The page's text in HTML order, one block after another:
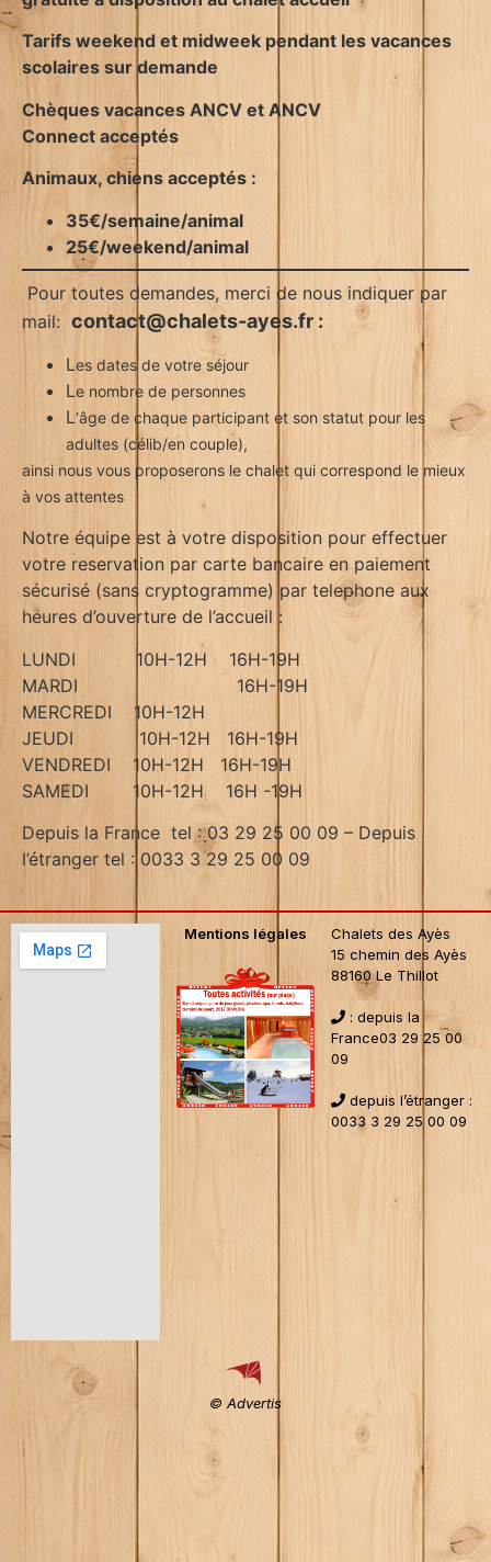
Tarifs weekend et midweek pendant les vacances
scolaires sur demande
Chèques vacances ANCV et ANCV
Connect acceptés
Animaux, chiens acceptés :
35€/semaine/animal
25€/weekend/animal
Pour toutes demandes, merci de nous indiquer par
mail: contact@chalets-ayes.fr :
Les dates de votre séjour
Le nombre de personnes
L‘âge de chaque participant et son statut pour les
adultes (célib/en couple),
ainsi nous vous proposerons le chalet qui correspond le mieux
à vos attentes
Notre équipe est à votre disposition pour effectuer
votre reservation par carte bancaire en paiement
sécurisé (sans cryptogramme) par telephone aux
heures d’ouverture de l’accueil :
LUNDI 10H-12H 16H-19H
MARDI 16H-19H
MERCREDI 10H-12H
JEUDI 10H-12H 16H-19H
VENDREDI 10H-12H 16H-19H
SAMEDI 10H-12H 16H -19H
Depuis la France tel : 03 29 25 00 09 – Depuis
l’étranger tel : 0033 3 29 25 00 09
Mentions légales
Chalets des Ayès
15 chemin des Ayès
88160 Le Thillot
: depuis la
France03 29 25 00
09
depuis l’étranger :
0033 3 29 25 00 09
© Advertis